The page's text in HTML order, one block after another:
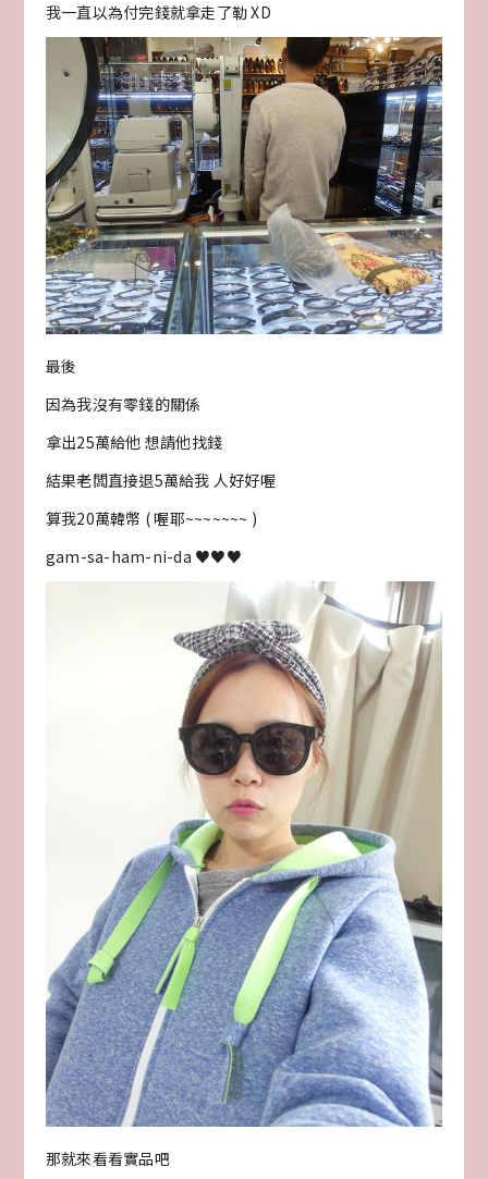
我一直以為付完錢就拿走了勒 XD
最後
因為我沒有零錢的關係
拿出25萬給他 想請他找錢
結果老闆直接退5萬給我 人好好喔
算我20萬韓幣 ( 喔耶~~~~~~~ )
gam-sa-ham-ni-da ♥♥♥
那就來看看實品吧